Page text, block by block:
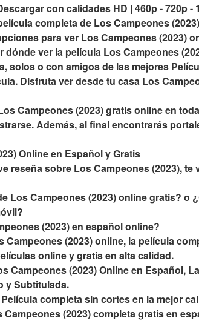
con calidades HD | 460p - 720p -
completa de Los Campeones
para ver Los Campeones (2023)
dónde ver la película Los Campeones
solos o con amigos de las mejores
Disfruta ver desde tu casa Los
Campeones (2023) gratis online en
Además, al final encontrarás
Online en Español y Gratis
reseña sobre Los Campeones (2023),
Los Campeones (2023) online gratis? o
(2023) en español online?
(2023) online, la película
online y gratis en alta calidad.
Campeones (2023) Online en Español,
y Subtitulada.
completa sin cortes en la mejor
(2023) completa gratis en